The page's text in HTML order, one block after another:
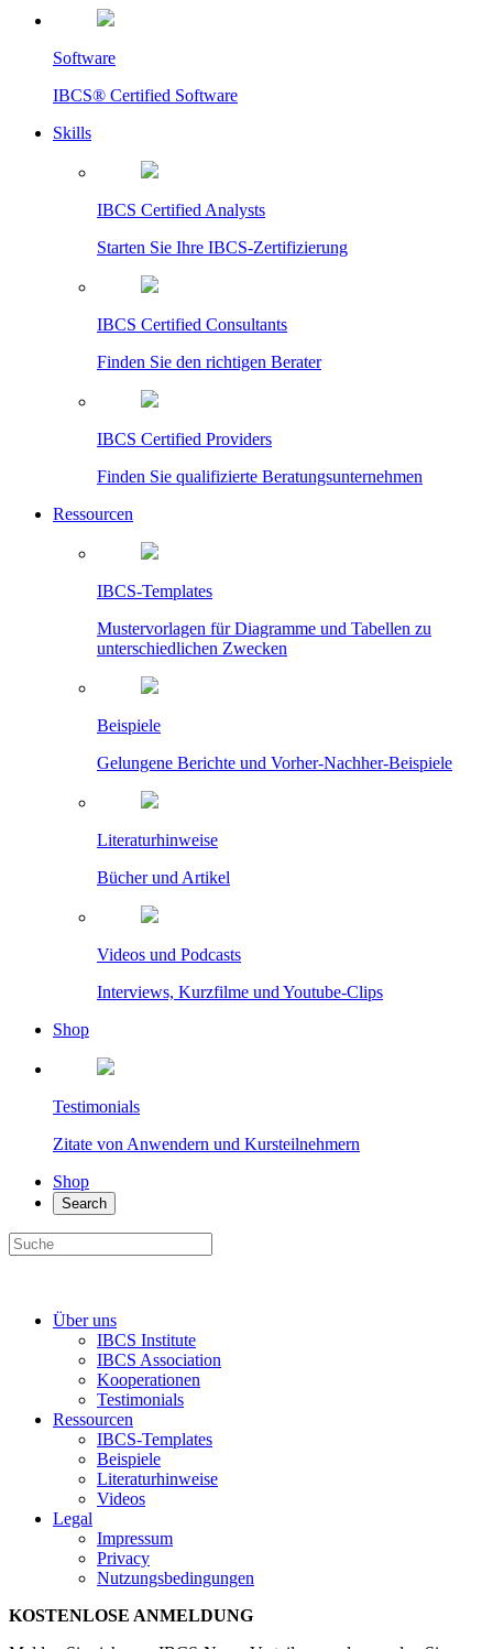
Software
IBCS® Certified Software
Skills
IBCS Certified Analysts
Starten Sie Ihre IBCS-Zertifizierung
IBCS Certified Consultants
Finden Sie den richtigen Berater
IBCS Certified Providers
Finden Sie qualifizierte Beratungsunternehmen
Ressourcen
IBCS-Templates
Mustervorlagen für Diagramme und Tabellen zu
unterschiedlichen Zwecken
Beispiele
Gelungene Berichte und Vorher-Nachher-Beispiele
Literaturhinweise
Bücher und Artikel
Videos und Podcasts
Interviews, Kurzfilme und Youtube-Clips
Shop
Testimonials
Zitate von Anwendern und Kursteilnehmern
Shop
Search
Über uns
IBCS Institute
IBCS Association
Kooperationen
Testimonials
Ressourcen
IBCS-Templates
Beispiele
Literaturhinweise
Videos
Legal
Impressum
Privacy
Nutzungsbedingungen
KOSTENLOSE ANMELDUNG